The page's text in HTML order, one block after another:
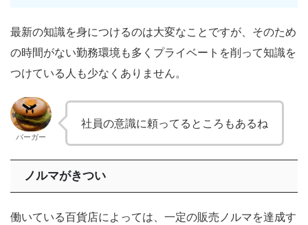
最新の知識を身につけるのは大変なことですが、そのため
の時間がない勤務環境も多くプライベートを削って知識を
つけている人も少なくありません。
バーガー
社員の意識に頼ってるところもあるね
ノルマがきつい
働いている百貨店によっては、一定の販売ノルマを達成す